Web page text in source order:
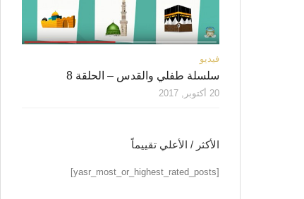
فيديو
سلسلة طفلي والقدس – الحلقة 8
20 أكتوبر, 2017
الأكثر / الأعلي تقييماً
[yasr_most_or_highest_rated_posts]